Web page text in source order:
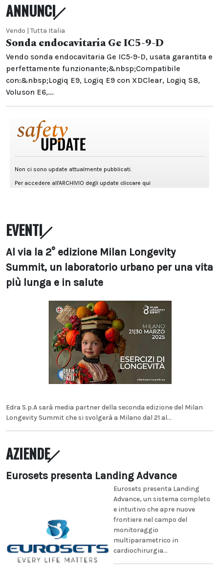
ANNUNCI
Vendo | Tutta Italia
Sonda endocavitaria Ge IC5-9-D
Vendo sonda endocavitaria Ge IC5-9-D, usata garantita e
perfettamente funzionante;&nbsp;Compatibile
con:&nbsp;Logiq E9, Logiq E9 con XDClear, Logiq S8,
Voluson E6,...
EVENTI
Al via la 2° edizione Milan Longevity
Summit, un laboratorio urbano per una vita
più lunga e in salute
Edra S.p.A sarà media partner della seconda edizione del Milan
Longevity Summit che si svolgerà a Milano dal 21 al...
AZIENDE
Eurosets presenta Landing Advance
Eurosets presenta Landing
Advance, un sistema completo
e intuitivo che apre nuove
frontiere nel campo del
monitoraggio
multiparametrico in
cardiochirurgia...